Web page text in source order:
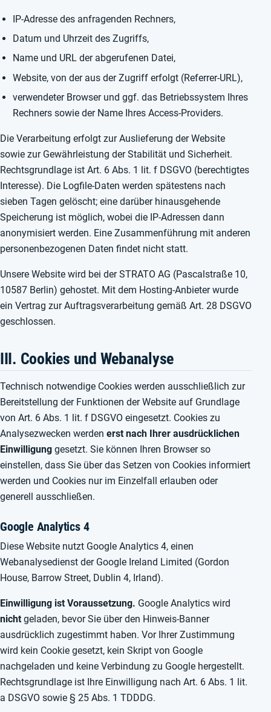
IP-Adresse des anfragenden Rechners,
Datum und Uhrzeit des Zugriffs,
Name und URL der abgerufenen Datei,
Website, von der aus der Zugriff erfolgt (Referrer-URL),
verwendeter Browser und ggf. das Betriebssystem Ihres
Rechners sowie der Name Ihres Access-Providers.
Die Verarbeitung erfolgt zur Auslieferung der Website
sowie zur Gewährleistung der Stabilität und Sicherheit.
Rechtsgrundlage ist Art. 6 Abs. 1 lit. f DSGVO (berechtigtes
Interesse). Die Logfile-Daten werden spätestens nach
sieben Tagen gelöscht; eine darüber hinausgehende
Speicherung ist möglich, wobei die IP-Adressen dann
anonymisiert werden. Eine Zusammenführung mit anderen
personenbezogenen Daten findet nicht statt.
Unsere Website wird bei der STRATO AG (Pascalstraße 10,
10587 Berlin) gehostet. Mit dem Hosting-Anbieter wurde
ein Vertrag zur Auftragsverarbeitung gemäß Art. 28 DSGVO
geschlossen.
III. Cookies und Webanalyse
Technisch notwendige Cookies werden ausschließlich zur
Bereitstellung der Funktionen der Website auf Grundlage
von Art. 6 Abs. 1 lit. f DSGVO eingesetzt. Cookies zu
Analysezwecken werden erst nach Ihrer ausdrücklichen
Einwilligung gesetzt. Sie können Ihren Browser so
einstellen, dass Sie über das Setzen von Cookies informiert
werden und Cookies nur im Einzelfall erlauben oder
generell ausschließen.
Google Analytics 4
Diese Website nutzt Google Analytics 4, einen
Webanalysedienst der Google Ireland Limited (Gordon
House, Barrow Street, Dublin 4, Irland).
Einwilligung ist Voraussetzung. Google Analytics wird
nicht geladen, bevor Sie über den Hinweis-Banner
ausdrücklich zugestimmt haben. Vor Ihrer Zustimmung
wird kein Cookie gesetzt, kein Skript von Google
nachgeladen und keine Verbindung zu Google hergestellt.
Rechtsgrundlage ist Ihre Einwilligung nach Art. 6 Abs. 1 lit.
a DSGVO sowie § 25 Abs. 1 TDDDG.